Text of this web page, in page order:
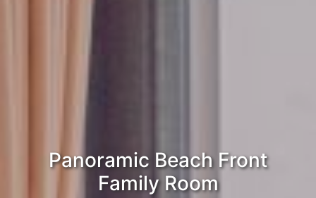
Panoramic Beach Front
Family Room